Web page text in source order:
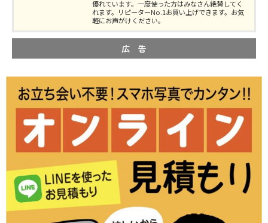
優れています。一度使った方はみなさん絶賛してく
れます。リピーターNo.1お買い上げできます。お気
軽にお声がけください。
広 告